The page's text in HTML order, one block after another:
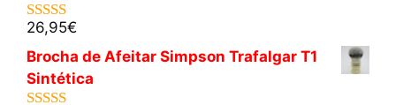
5.00de 5
26,95€
Brocha de Afeitar Simpson Trafalgar T1
Sintética